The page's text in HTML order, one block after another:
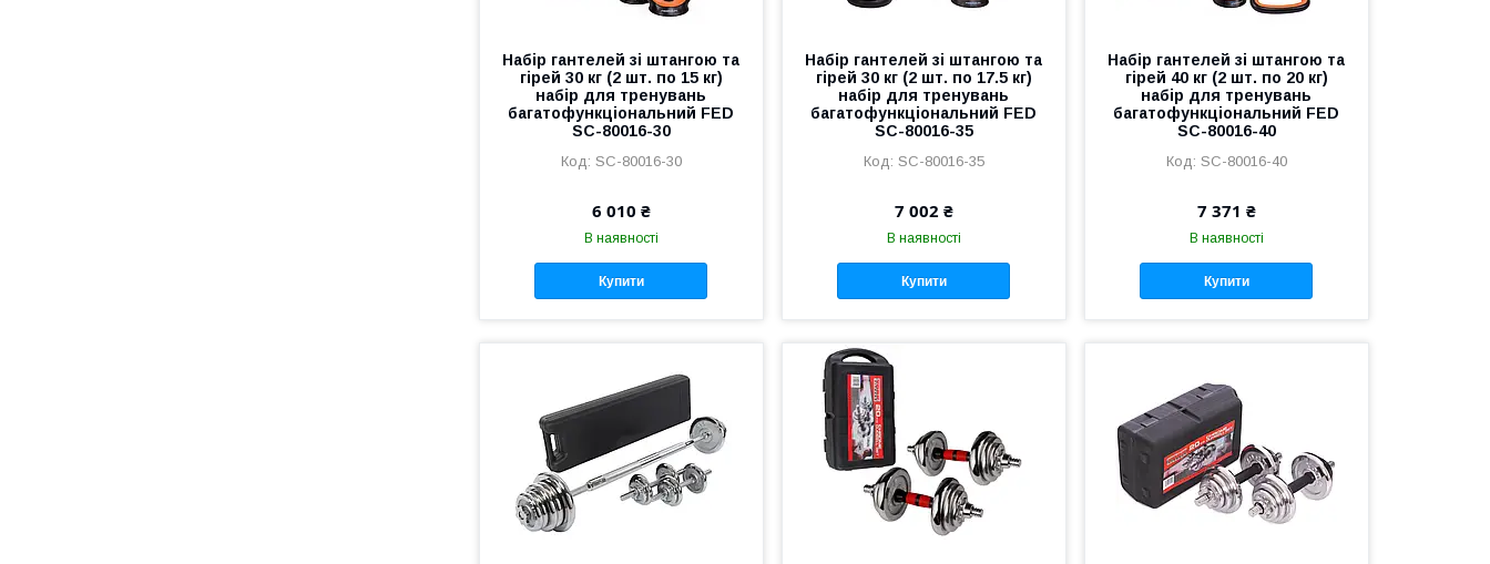
Набір гантелей зі штангою та
гірей 30 кг (2 шт. по 15 кг)
набір для тренувань
багатофункціональний FED
SC-80016-30
SC-80016-30
6 010 ₴
В наявності
Купити
Набір гантелей зі штангою та
гірей 30 кг (2 шт. по 17.5 кг)
набір для тренувань
багатофункціональний FED
SC-80016-35
SC-80016-35
7 002 ₴
В наявності
Купити
Набір гантелей зі штангою та
гірей 40 кг (2 шт. по 20 кг)
набір для тренувань
багатофункціональний FED
SC-80016-40
SC-80016-40
7 371 ₴
В наявності
Купити